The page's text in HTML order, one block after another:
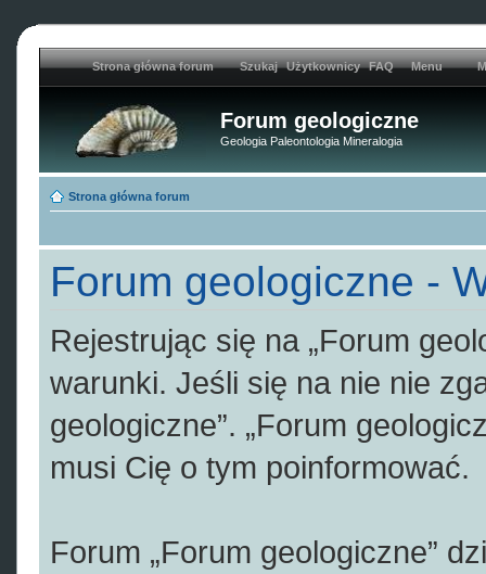
Strona główna forum Szukaj Użytkownicy FAQ Menu
Forum geologiczne
Geologia Paleontologia Mineralogia
Strona główna forum
Forum geologiczne -
Rejestrując się na „Forum
warunki. Jeśli się na nie nie
geologiczne”. „Forum
musi Cię o tym poinformować.
Forum „Forum geologiczne”